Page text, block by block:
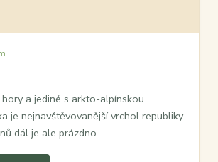
hory a jediné s arkto-alpínskou
je nejnavštěvovanější vrchol republiky
dál je ale prázdno.